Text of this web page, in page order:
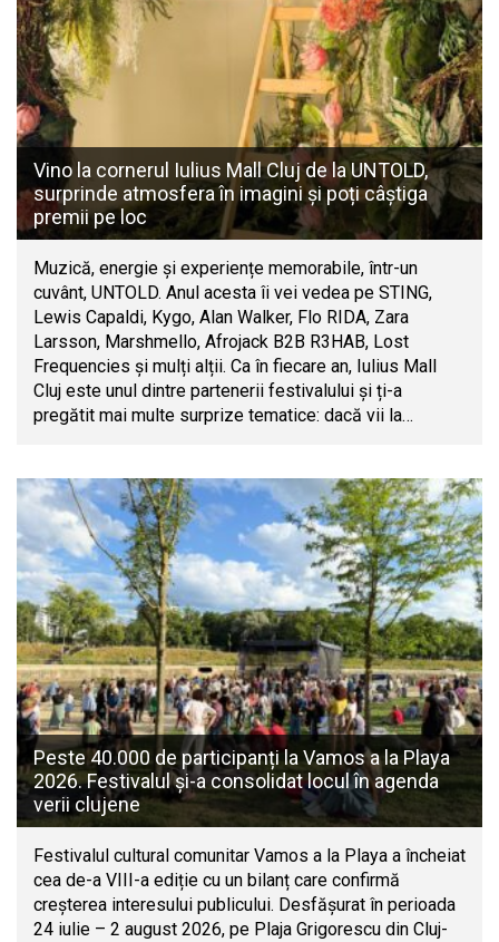
Vino la cornerul Iulius Mall Cluj de la UNTOLD,
surprinde atmosfera în imagini și poți câștiga
premii pe loc
Muzică, energie și experiențe memorabile, într-un
cuvânt, UNTOLD. Anul acesta îi vei vedea pe STING,
Lewis Capaldi, Kygo, Alan Walker, Flo RIDA, Zara
Larsson, Marshmello, Afrojack B2B R3HAB, Lost
Frequencies și mulți alții. Ca în fiecare an, Iulius Mall
Cluj este unul dintre partenerii festivalului și ți-a
pregătit mai multe surprize tematice: dacă vii la…
Peste 40.000 de participanți la Vamos a la Playa
2026. Festivalul și-a consolidat locul în agenda
verii clujene
Festivalul cultural comunitar Vamos a la Playa a încheiat
cea de-a VIII-a ediție cu un bilanț care confirmă
creșterea interesului publicului. Desfășurat în perioada
24 iulie – 2 august 2026, pe Plaja Grigorescu din Cluj-